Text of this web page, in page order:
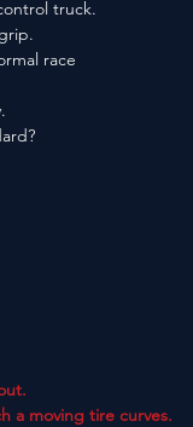
truck.
race
a moving tire curves.